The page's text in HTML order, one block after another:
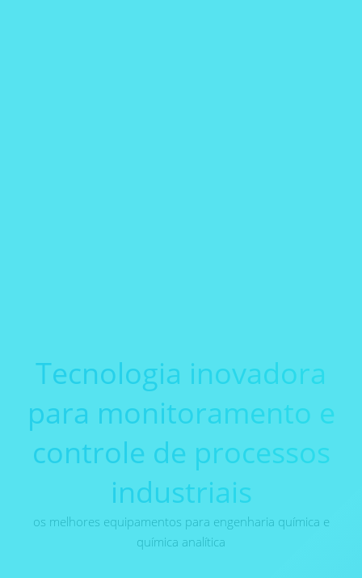
Tecnologia inovadora
para monitoramento e
controle de processos
industriais
os melhores equipamentos para engenharia química e
química analítica